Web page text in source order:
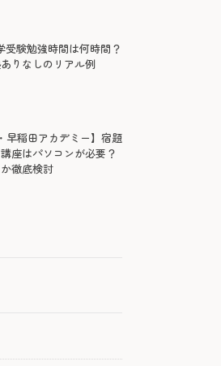
受験勉強時間は何時間？
りなしのリアル例
早稲田アカデミー】宿題
座はパソコンが必要？
徹底検討